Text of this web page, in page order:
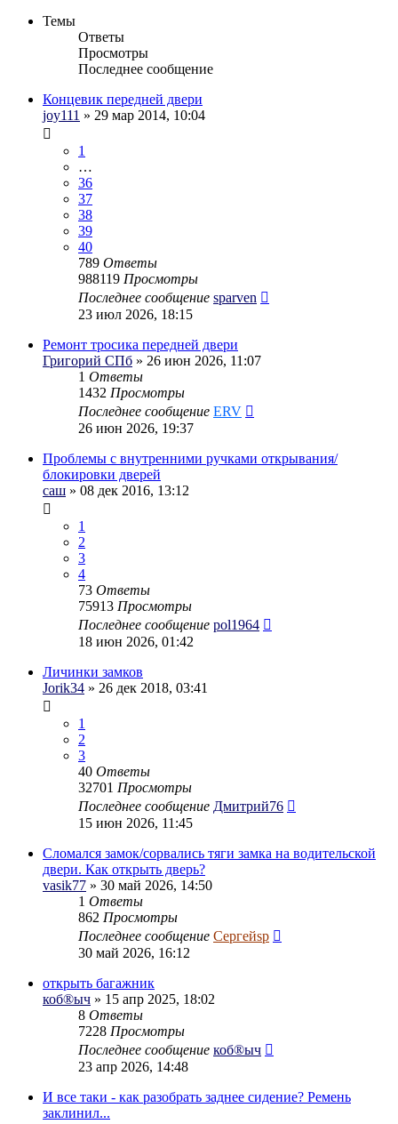
Темы
Ответы
Просмотры
Последнее сообщение
Концевик передней двери
joy111 » 29 мар 2014, 10:04
1
…
36
37
38
39
40
789 Ответы
988119 Просмотры
Последнее сообщение sparven
23 июл 2026, 18:15
Ремонт тросика передней двери
Григорий СПб » 26 июн 2026, 11:07
1 Ответы
1432 Просмотры
Последнее сообщение ERV
26 июн 2026, 19:37
Проблемы с внутренними ручками открывания/
блокировки дверей
саш » 08 дек 2016, 13:12
1
2
3
4
73 Ответы
75913 Просмотры
Последнее сообщение pol1964
18 июн 2026, 01:42
Личинки замков
Jorik34 » 26 дек 2018, 03:41
1
2
3
40 Ответы
32701 Просмотры
Последнее сообщение Дмитрий76
15 июн 2026, 11:45
Сломался замок/сорвались тяги замка на водительской
двери. Как открыть дверь?
vasik77 » 30 май 2026, 14:50
1 Ответы
862 Просмотры
Последнее сообщение Сергейsp
30 май 2026, 16:12
открыть багажник
коб®ыч » 15 апр 2025, 18:02
8 Ответы
7228 Просмотры
Последнее сообщение коб®ыч
23 апр 2026, 14:48
И все таки - как разобрать заднее сидение? Ремень
заклинил...